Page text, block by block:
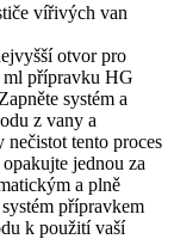
vířivých van
otvor pro
ml přípravku HG
systém a
z vany a
tento proces
jednou za
a plně
přípravkem
k použití vaší